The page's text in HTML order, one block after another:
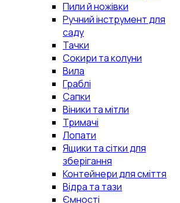
Пили й ножівки
Ручний інструмент для
саду
Тачки
Сокири та колуни
Вила
Граблі
Сапки
Віники та мітли
Тримачі
Лопати
Ящики та сітки для
зберігання
Контейнери для сміття
Відра та тази
Ємності